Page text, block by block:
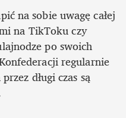
na sobie uwagę całej
na TikToku czy
po swoich
regularnie
długi czas są